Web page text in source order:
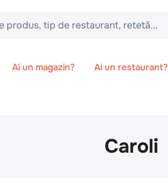
tip de restaurant, retetă...
Ai un magazin? Ai un restaurant?
Caroli